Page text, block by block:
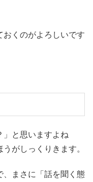
おくのがよろしいです
」と思いますよね
がしっくりきます。
、まさに「話を聞く態